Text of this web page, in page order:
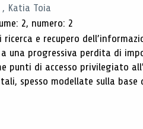
, Katia Toia
2, numero: 2
ricerca e recupero
una progressiva perdita di
punti di accesso privilegiato
spesso modellate sulla base